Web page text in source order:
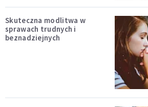
Skuteczna modlitwa w
sprawach trudnych i
beznadziejnych